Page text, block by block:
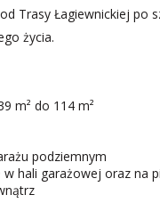
Trasy Łagiewnickiej po
życia.
m² do 114 m²
podziemnym
hali garażowej oraz na